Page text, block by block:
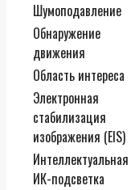
Шумоподавление
Обнаружение
движения
Область интереса
Электронная
стабилизация
изображения (EIS)
Интеллектуальная
ИК-подсветка